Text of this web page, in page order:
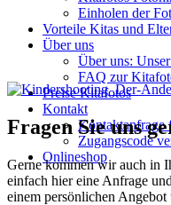
Einholen der
Vorteile Kitas und
Über uns
Über uns:
FAQ zur
Preise Kitafotos
Kontakt
Kontaktanfrage
Zugangscode
Onlineshop
Fragen Sie uns
Gerne kommen wir auch in
einfach hier eine Anfrage
einem persönlichen